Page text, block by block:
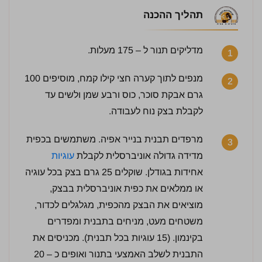
תהליך ההכנה
1 מדליקים תנור ל – 175 מעלות.
2
מנפים לתוך קערה חצי קילו קמח, מוסיפים 100
גרם אבקת סוכר, כוס ורבע שמן ולשים עד
לקבלת בצק נוח לעבודה.
3
מרפדים תבנית בנייר אפיה. משתמשים בכפית
מדידה גדולה אוניברסלית לקבלת עוגיות
אחידות בגודלן. שוקלים 25 גרם בצק בכל עוגיה
או ממלאים את כפית אוניברסלית בבצק,
מוציאים את הבצק מהכפית, מגלגלים לכדור,
משטחים מעט, מניחים בתבנית ומפדרים
בקינמון. (15 עוגיות בכל תבנית). מכניסים את
התבנית לשלב האמצעי בתנור ואופים כ – 20